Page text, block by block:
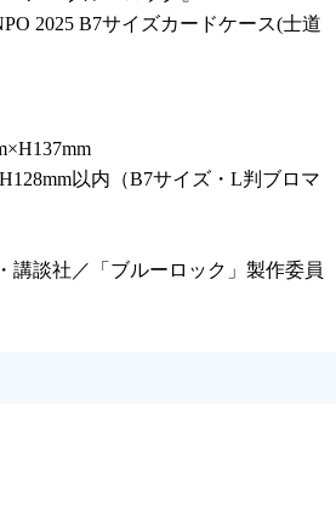
2025 B7サイズカードケース(士道
以内（B7サイズ・L判ブロマ
講談社／「ブルーロック」製作委員